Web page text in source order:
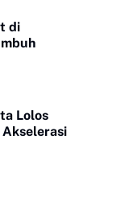
di
Lolos